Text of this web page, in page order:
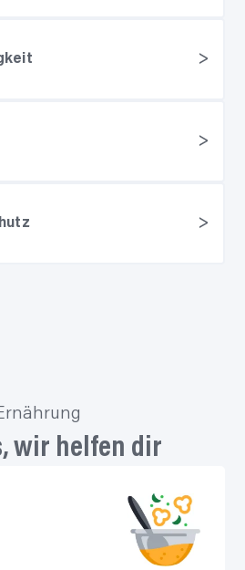
wir helfen dir